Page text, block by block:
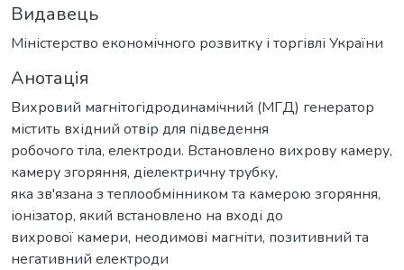
Видавець
Міністерство економічного розвитку і торгівлі України
Анотація
Вихровий магнітогідродинамічний (МГД) генератор
містить вхідний отвір для підведення
робочого тіла, електроди. Встановлено вихрову камеру,
камеру згоряння, діелектричну трубку,
яка зв'язана з теплообмінником та камерою згоряння,
іонізатор, який встановлено на вході до
вихрової камери, неодимові магніти, позитивний та
негативний електроди